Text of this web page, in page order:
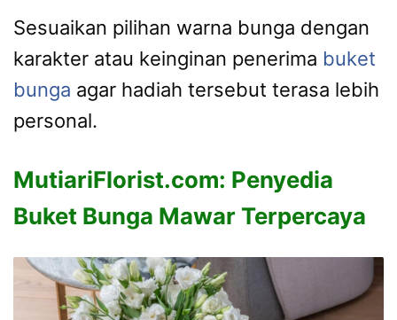
Sesuaikan pilihan warna bunga dengan
karakter atau keinginan penerima buket
bunga agar hadiah tersebut terasa lebih
personal.
MutiariFlorist.com: Penyedia
Buket Bunga Mawar Terpercaya